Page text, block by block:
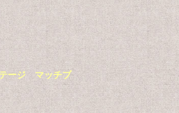
ージ マッチブ